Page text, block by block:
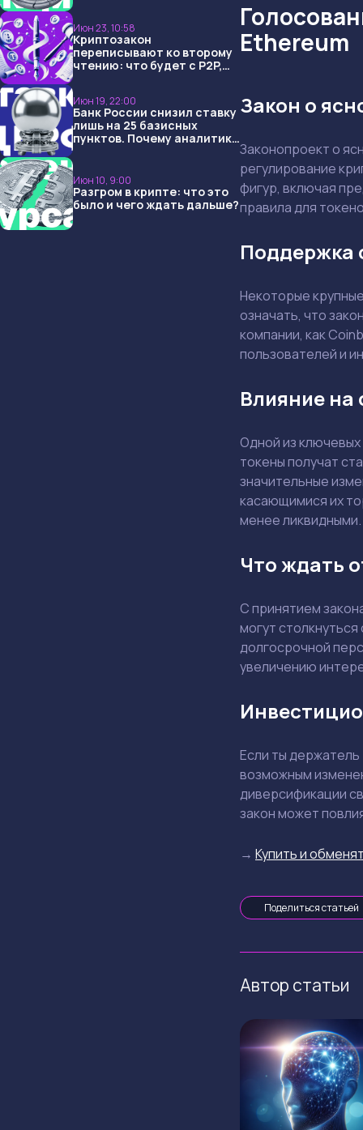
Июн 23, 10:58
Криптозакон
переписывают ко второму
чтению: что будет с P2P,
Июн 19, 22:00
Банк России снизил ставку
лишь на 25 базисных
пунктов. Почему аналитики
Июн 10, 9:00
Разгром в крипте: что это
было и чего ждать дальше?
Ethereum
Закон о
Законопроект о
регулирование
фигур, включая
правила для
Поддержка
Некоторые
означать, что
компании, как
пользователей и
Влияние на
Одной из
токены получат
значительные
касающимися их
менее ликвидными.
Что ждать
С принятием
могут
долгосрочной
увеличению
Если ты держатель
возможным
диверсификации
закон может
→ Купить и
Поделиться статьей
Автор статьи